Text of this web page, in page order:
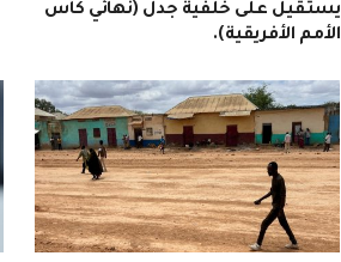
يستقيل على خلفية جدل (نهائي كأس
الأمم الأفريقية).